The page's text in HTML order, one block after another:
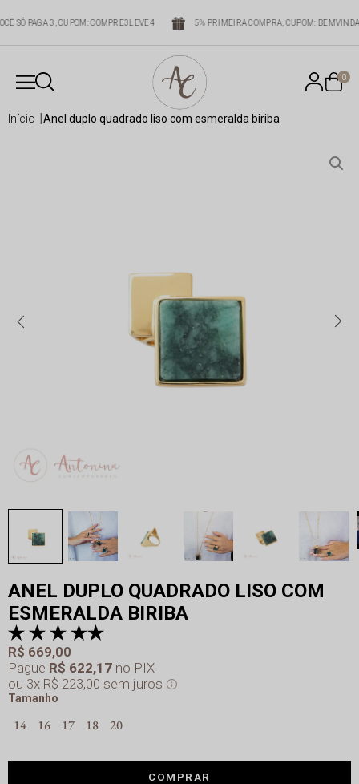
VOCÊ SÓ PAGA 3, CUPOM: COMPRE3LEVE4 5% PRIMEIRA COMPRA, CUPOM:
0
início anel duplo quadrado liso com esmeralda biriba
ANEL DUPLO QUADRADO LISO COM
ESMERALDA BIRIBA
Pague R$ 622,17no PIX
R$ 669,00
3x R$ 223,00 sem juros
Tamanho
14 16 17 18 20
COMPRAR